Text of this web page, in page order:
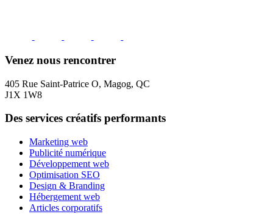
Venez nous rencontrer
405 Rue Saint-Patrice O, Magog, QC
J1X 1W8
Des services créatifs performants
Marketing web
Publicité numérique
Développement web
Optimisation SEO
Design & Branding
Hébergement web
Articles corporatifs